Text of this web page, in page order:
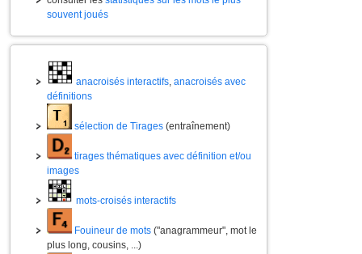
souvent joués
anacroisés interactifs, anacroisés avec
définitions
sélection de Tirages (entraînement)
tirages thématiques avec définition et/ou
images
mots-croisés interactifs
Fouineur de mots ("anagrammeur", mot le
plus long, cousins, ...)